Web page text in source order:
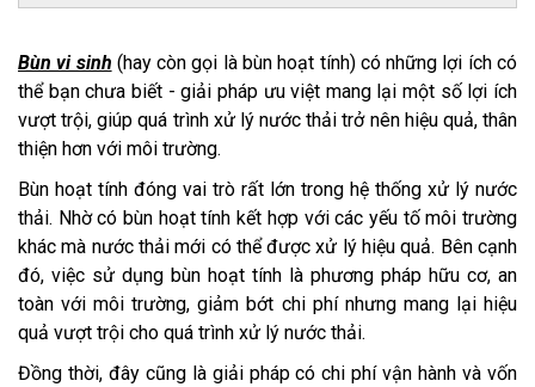
Bùn vi sinh (hay còn gọi là bùn hoạt tính) có những lợi ích có
thể bạn chưa biết - giải pháp ưu việt mang lại một số lợi ích
vượt trội, giúp quá trình xử lý nước thải trở nên hiệu quả, thân
thiện hơn với môi trường.
Bùn hoạt tính đóng vai trò rất lớn trong hệ thống xử lý nước
thải. Nhờ có bùn hoạt tính kết hợp với các yếu tố môi trường
khác mà nước thải mới có thể được xử lý hiệu quả. Bên cạnh
đó, việc sử dụng bùn hoạt tính là phương pháp hữu cơ, an
toàn với môi trường, giảm bớt chi phí nhưng mang lại hiệu
quả vượt trội cho quá trình xử lý nước thải.
Đồng thời, đây cũng là giải pháp có chi phí vận hành và vốn